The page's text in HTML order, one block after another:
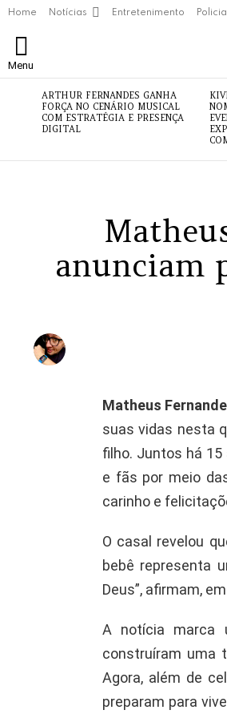
Home Notícias Entretenimento Policial
Menu
ÚLTIMAS
NOTÍCIAS
ARTHUR FERNANDES GANHA
FORÇA NO CENÁRIO MUSICAL
COM ESTRATÉGIA E PRESENÇA
DIGITAL
anunciam
Matheus
suas vidas nesta
filho. Juntos há
e fãs por meio
carinho e
O casal revelou
bebê representa
Deus”, afirmam,
A notícia marca
construíram uma
Agora, além de
preparam para